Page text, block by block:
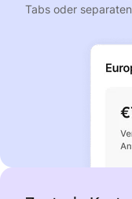
Tabs oder